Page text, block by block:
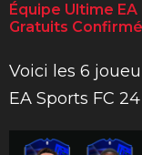
Équipe Ultime
Gratuits
Voici les 6
EA Sports FC 24